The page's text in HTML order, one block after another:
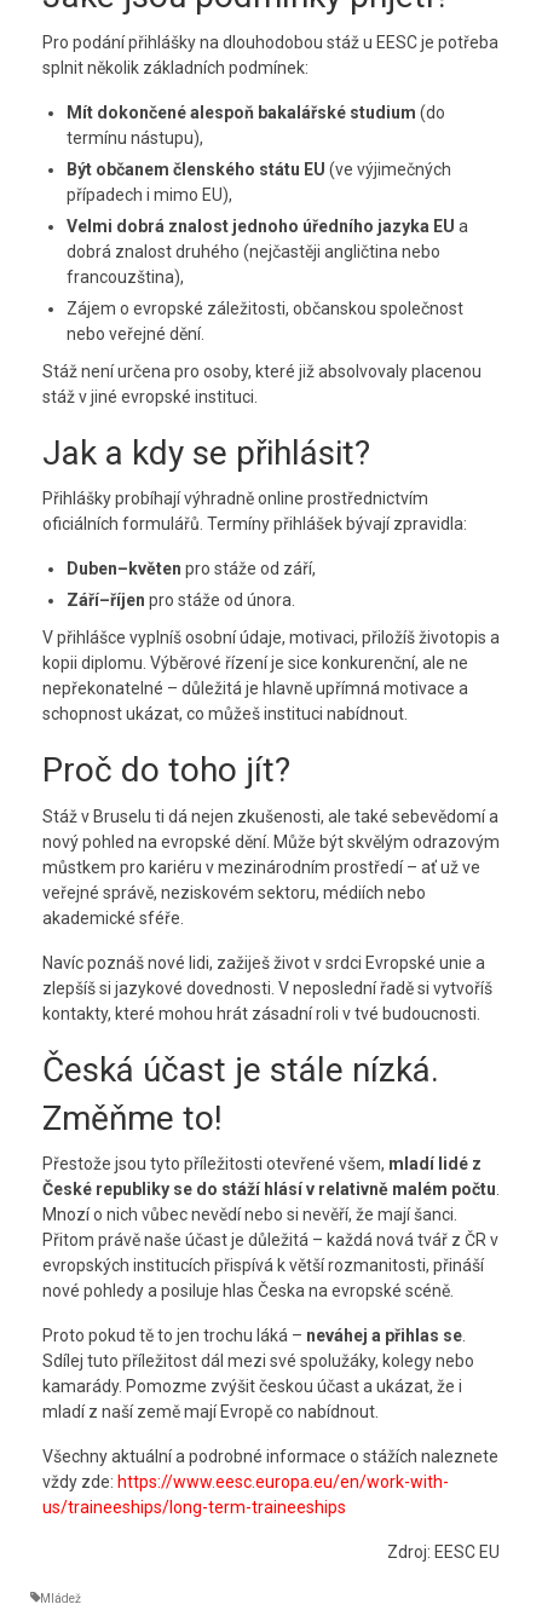
Pro podání přihlášky na dlouhodobou stáž u EESC je potřeba
splnit několik základních podmínek:
Mít dokončené alespoň bakalářské studium (do
termínu nástupu),
Být občanem členského státu EU (ve výjimečných
případech i mimo EU),
Velmi dobrá znalost jednoho úředního jazyka EU a
dobrá znalost druhého (nejčastěji angličtina nebo
francouzština),
Zájem o evropské záležitosti, občanskou společnost
nebo veřejné dění.
Stáž není určena pro osoby, které již absolvovaly placenou
stáž v jiné evropské instituci.
Jak a kdy se přihlásit?
Přihlášky probíhají výhradně online prostřednictvím
oficiálních formulářů. Termíny přihlášek bývají zpravidla:
Duben–květen pro stáže od září,
Září–říjen pro stáže od února.
V přihlášce vyplníš osobní údaje, motivaci, přiložíš životopis a
kopii diplomu. Výběrové řízení je sice konkurenční, ale ne
nepřekonatelné – důležitá je hlavně upřímná motivace a
schopnost ukázat, co můžeš instituci nabídnout.
Proč do toho jít?
Stáž v Bruselu ti dá nejen zkušenosti, ale také sebevědomí a
nový pohled na evropské dění. Může být skvělým odrazovým
můstkem pro kariéru v mezinárodním prostředí – ať už ve
veřejné správě, neziskovém sektoru, médiích nebo
akademické sféře.
Navíc poznáš nové lidi, zažiješ život v srdci Evropské unie a
zlepšíš si jazykové dovednosti. V neposlední řadě si vytvoříš
kontakty, které mohou hrát zásadní roli v tvé budoucnosti.
Česká účast je stále nízká.
Změňme to!
Přestože jsou tyto příležitosti otevřené všem, mladí lidé z
České republiky se do stáží hlásí v relativně malém počtu.
Mnozí o nich vůbec nevědí nebo si nevěří, že mají šanci.
Přitom právě naše účast je důležitá – každá nová tvář z ČR v
evropských institucích přispívá k větší rozmanitosti, přináší
nové pohledy a posiluje hlas Česka na evropské scéně.
Proto pokud tě to jen trochu láká – neváhej a přihlas se.
Sdílej tuto příležitost dál mezi své spolužáky, kolegy nebo
kamarády. Pomozme zvýšit českou účast a ukázat, že i
mladí z naší země mají Evropě co nabídnout.
Všechny aktuální a podrobné informace o stážích naleznete
vždy zde: https://www.eesc.europa.eu/en/work-with-
us/traineeships/long-term-traineeships
Zdroj: EESC EU
Mládež